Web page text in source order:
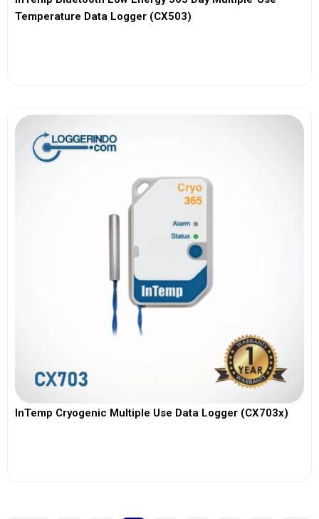
Temperature Data Logger (CX503)
InTemp Cryogenic Multiple Use Data Logger (CX703x)